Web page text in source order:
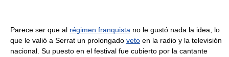
Parece ser que al régimen franquista no le gustó nada la idea, lo
que le valió a Serrat un prolongado veto en la radio y la televisión
nacional. Su puesto en el festival fue cubierto por la cantante